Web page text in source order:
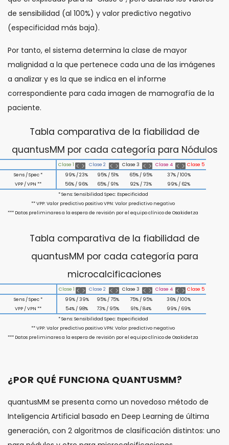
de sensibilidad (al 100%) y valor predictivo negativo
(especificidad más baja).
Por tanto, el sistema determina la clase de mayor
malignidad a la que pertenece cada una de las imágenes
a analizar y es la que se indica en el informe
correspondiente para cada imagen de mamografía de la
paciente.
Tabla comparativa de la fiabilidad de
quantusMM por cada categoría para Nódulos
Clase 1 Clase 2 Clase 3 Clase 4
Clase 5
Sens / Spec *
99% / 23% 95% / 51% 65% / 95%
37% / 100%
VPP / VPN **
56% / 96% 65% / 91% 92% / 73%
99% / 62%
* Sens: Sensibilidad Spec: Especificidad
** VPP: Valor predictivo positivo VPN: Valor predictivo negativo
*** Datos preliminares a la espera de revisión por el equipo clínico de Osakidetza
Tabla comparativa de la fiabilidad de
quantusMM por cada categoría para
microcalcificaciones
Clase 1 Clase 2 Clase 3 Clase 4
Clase 5
Sens / Spec *
99% / 39% 95% / 75% 75% / 95%
36% / 100%
VPP / VPN **
54% / 98% 73% / 95% 91% / 84%
99% / 69%
* Sens: Sensibilidad Spec: Especificidad
** VPP: Valor predictivo positivo VPN: Valor predictivo negativo
*** Datos preliminares a la espera de revisión por el equipo clínico de Osakidetza
¿POR QUÉ FUNCIONA QUANTUSMM?
quantusMM se presenta como un novedoso método de
Inteligencia Artificial basado en Deep Learning de última
generación, con 2 algoritmos de clasificación distintos: uno